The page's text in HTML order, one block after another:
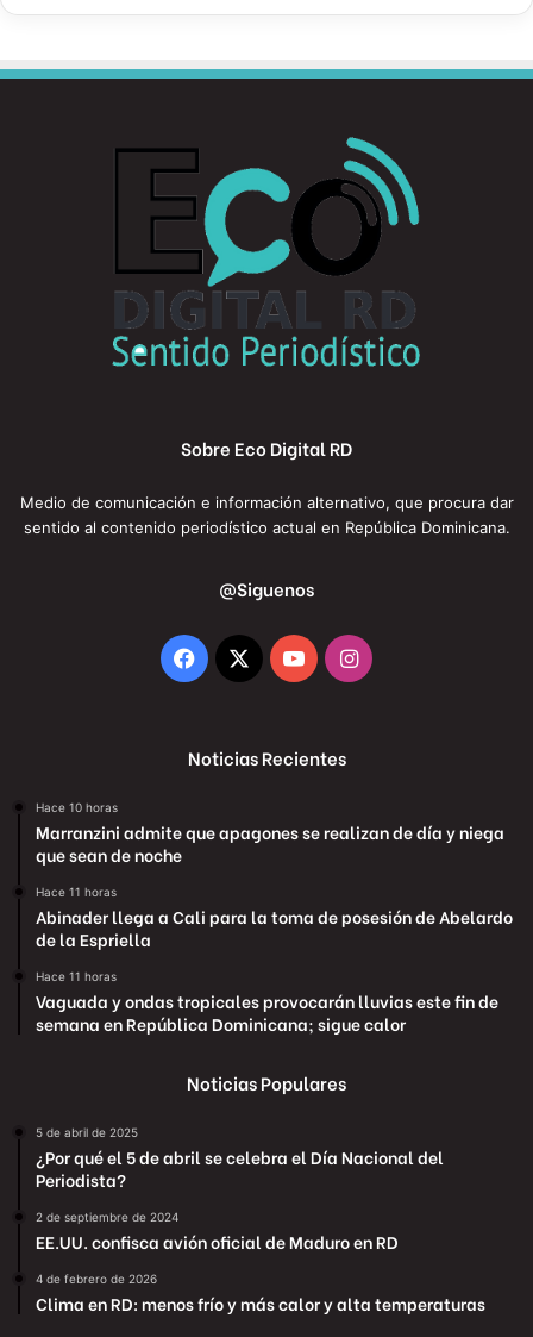
Sobre Eco Digital RD
Medio de comunicación e información alternativo, que procura dar
sentido al contenido periodístico actual en República Dominicana.
@Siguenos
Facebook
X YouTubeInstagram
Noticias Recientes
Hace 10 horas
Marranzini admite que apagones se realizan de día y niega
que sean de noche
Hace 11 horas
Abinader llega a Cali para la toma de posesión de Abelardo
de la Espriella
Hace 11 horas
Vaguada y ondas tropicales provocarán lluvias este fin de
semana en República Dominicana; sigue calor
Noticias Populares
5 de abril de 2025
¿Por qué el 5 de abril se celebra el Día Nacional del
Periodista?
2 de septiembre de 2024
EE.UU. confisca avión oficial de Maduro en RD
4 de febrero de 2026
Clima en RD: menos frío y más calor y alta temperaturas